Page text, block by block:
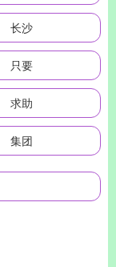
长沙
只要
求助
集团